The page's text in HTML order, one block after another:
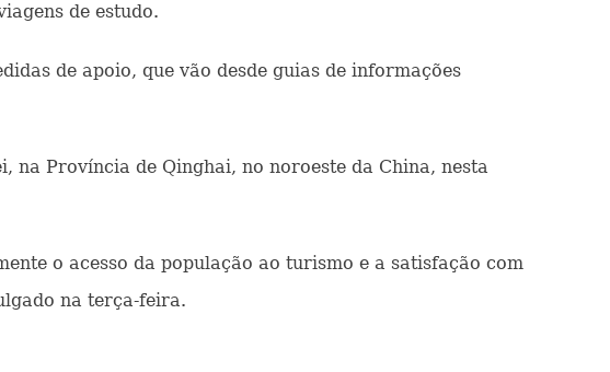
de estudo.
de apoio, que vão desde guias de informações
Província de Qinghai, no noroeste da China, nesta
o acesso da população ao turismo e a satisfação com
na terça-feira.